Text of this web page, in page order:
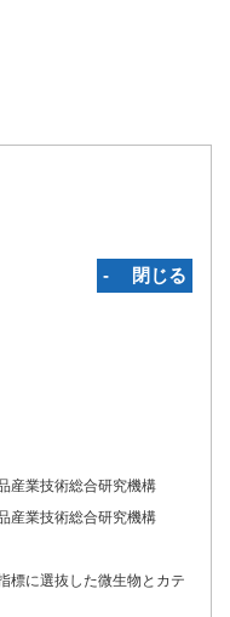
‐ 閉じる
産業技術総合研究機構
産業技術総合研究機構
標に選抜した微生物とカテ